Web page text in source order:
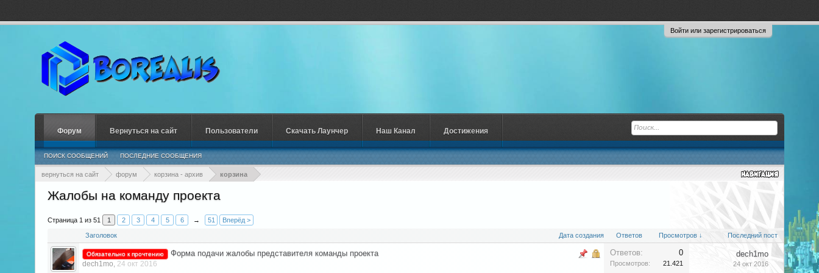
Войти или зарегистрироваться
вернуться на сайт форум корзина - архив корзина
Жалобы на команду проекта
Страница 1 из 51 1 2 3 4 5 6 → 51 Вперёд >
Заголовок Дата создания Ответов Просмотров ↓ Последний пост
Обязательно к прочтению Форма подачи жалобы представителя команды проекта
dech1mo 24 окт 2016
Ответов: 0
Просмотров: 21.421
dech1mo
24 окт 2016
Форум
ПОИСК СООБЩЕНИЙ ПОСЛЕДНИЕ СООБЩЕНИЯ
Вернуться на сайт Пользователи Скачать Лаунчер Наш Канал Достижения